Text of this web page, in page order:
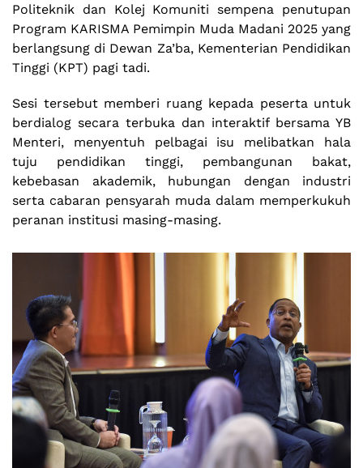
Politeknik dan Kolej Komuniti sempena penutupan
Program KARISMA Pemimpin Muda Madani 2025 yang
berlangsung di Dewan Za’ba, Kementerian Pendidikan
Tinggi (KPT) pagi tadi.
Sesi tersebut memberi ruang kepada peserta untuk
berdialog secara terbuka dan interaktif bersama YB
Menteri, menyentuh pelbagai isu melibatkan hala
tuju pendidikan tinggi, pembangunan bakat,
kebebasan akademik, hubungan dengan industri
serta cabaran pensyarah muda dalam memperkukuh
peranan institusi masing-masing.